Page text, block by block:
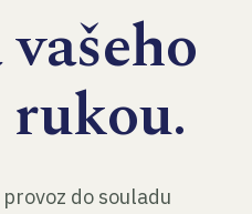
do souladu